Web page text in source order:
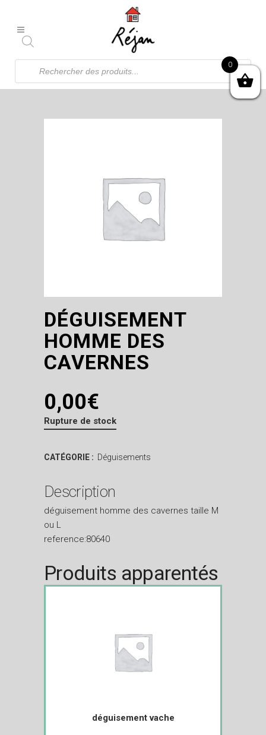
Recherche
produits
DÉGUISEMENT
HOMME DES
CAVERNES
0,00€
Rupture de stock
CATÉGORIE : Déguisements
Description
déguisement homme des cavernes taille M
ou L
reference:80640
Produits apparentés
déguisement vache
0